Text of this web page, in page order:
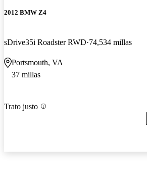
2012 BMW Z4
sDrive35i Roadster RWD 74,534 millas
Portsmouth, VA
37 millas
Trato justo